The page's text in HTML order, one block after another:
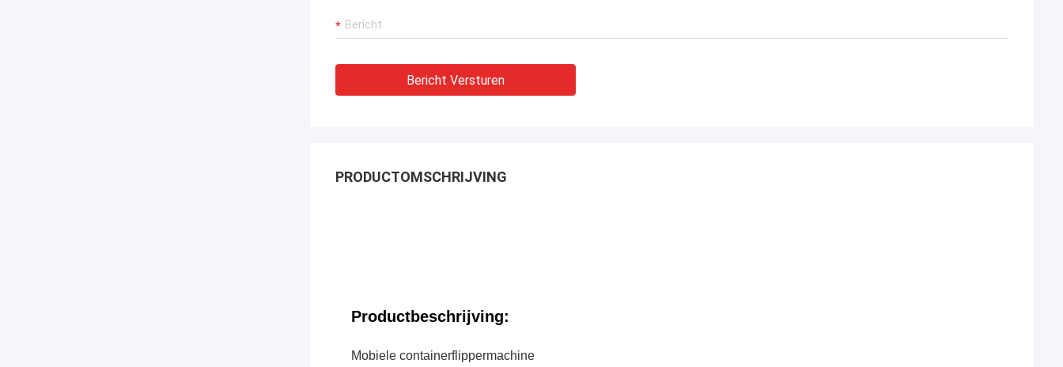
Bericht Versturen
PRODUCTOMSCHRIJVING
Productbeschrijving:
Mobiele containerflippermachine